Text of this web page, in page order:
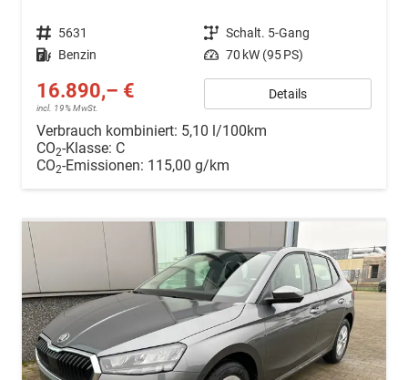
Fahrzeugnr. 5631 Getriebe Schalt. 5-Gang
Kraftstoff Benzin Leistung 70 kW (95 PS)
16.890,– €
incl. 19% MwSt.
Details
Verbrauch kombiniert: 5,10 l/100km
CO2-Klasse: C
CO2-Emissionen: 115,00 g/km